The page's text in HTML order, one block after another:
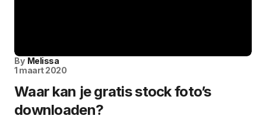
By Melissa
1 maart 2020
Waar kan je gratis stock foto’s
downloaden?